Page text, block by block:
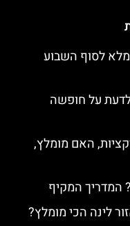
לסוף השבוע
על חופשה
האם מומלץ,
המדריך המקיף
לינה הכי מומלץ?